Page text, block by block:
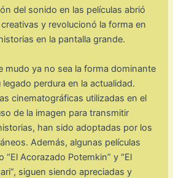
del sonido en las películas abrió
y revolucionó la forma en
en la pantalla grande.
mudo ya no sea la forma dominante
perdura en la actualidad.
cinematográficas utilizadas en el
de la imagen para transmitir
han sido adoptadas por los
Además, algunas películas
“El Acorazado Potemkin” y “El
siguen siendo apreciadas y